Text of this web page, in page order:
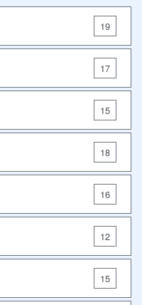
19
17
15
18
16
12
15